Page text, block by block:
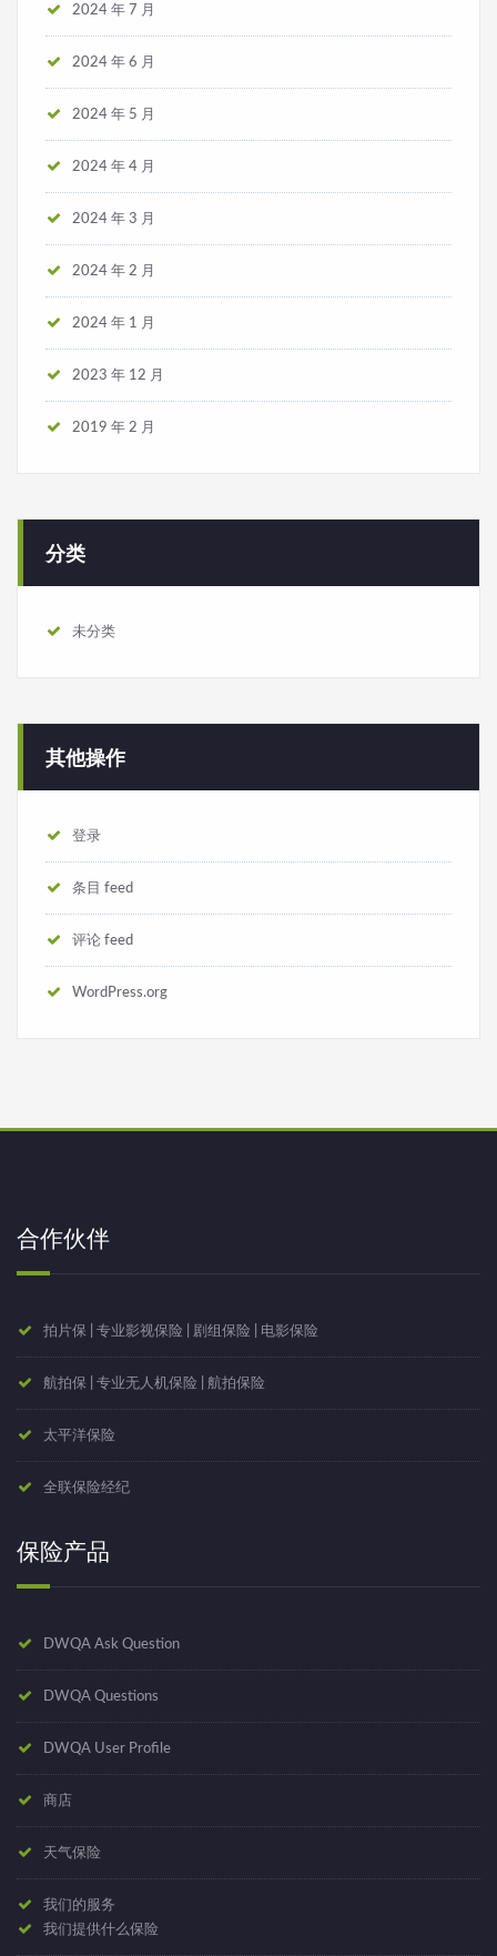
2024 年 7 月
2024 年 6 月
2024 年 5 月
2024 年 4 月
2024 年 3 月
2024 年 2 月
2024 年 1 月
2023 年 12 月
2019 年 2 月
分类
未分类
其他操作
登录
条目 feed
评论 feed
WordPress.org
合作伙伴
拍片保 | 专业影视保险 | 剧组保险 | 电影保险
航拍保 | 专业无人机保险 | 航拍保险
太平洋保险
全联保险经纪
保险产品
DWQA Ask Question
DWQA Questions
DWQA User Profile
商店
天气保险
我们的服务
我们提供什么保险